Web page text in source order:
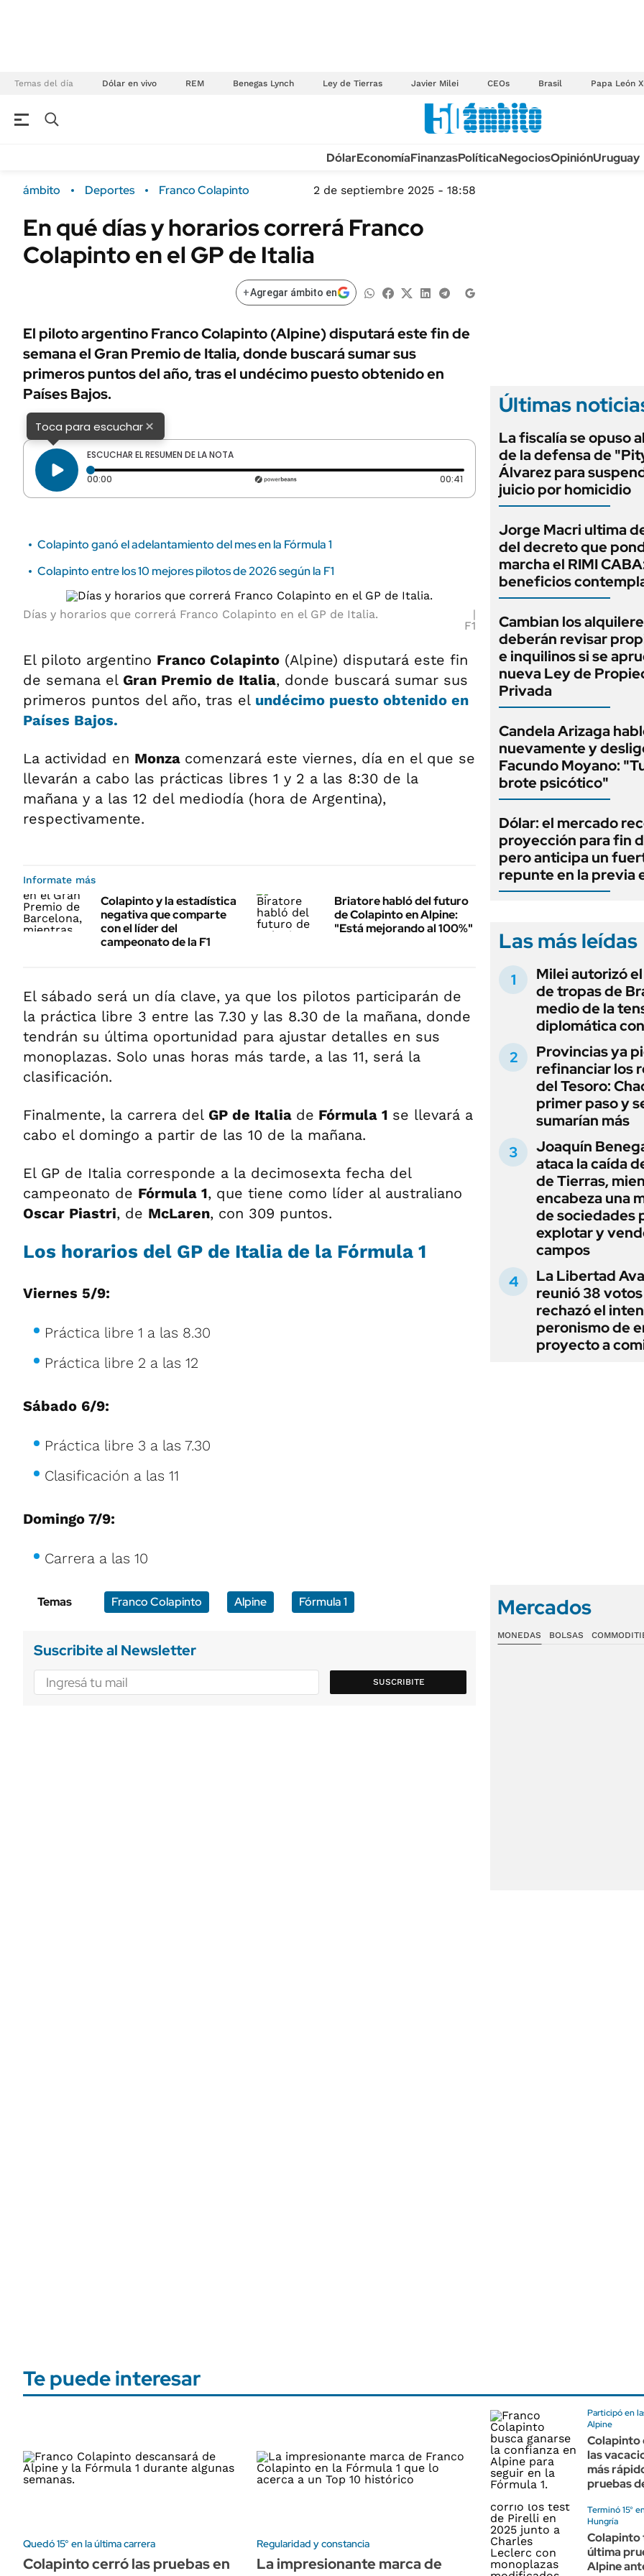
Temas del día Dólar en vivo REM Benegas Lynch Ley de Tierras Javier Milei CEOs Brasil Papa León
Campo
FINANZAS
ÁMBITO DEBATE
MEDIAKIT AMBITO DEBATE
Real Estate
Sustentabilidad
Seguros
POLÍTICA
Municipios
URUGUAY
TECNOLOGÍA
MÉXICO
MUNDO
LIFESTYLE
AUTOS
DólarEconomíaFinanzasPolíticaNegociosOpiniónUruguay
ámbito Deportes Franco Colapinto 2 de septiembre 2025 - 18:58
En qué días y horarios correrá Franco
Colapinto en el GP de Italia
+Agregar ámbito en
El piloto argentino Franco Colapinto (Alpine) disputará este fin de
semana el Gran Premio de Italia, donde buscará sumar sus
primeros puntos del año, tras el undécimo puesto obtenido en
Países Bajos.
Toca para escuchar×
ESCUCHAR EL RESUMEN DE LA NOTA
00:00 Tiempo transcurrido: 0 segundos 00:41 Duración: 41 segundos
Colapinto ganó el adelantamiento del mes en la Fórmula 1
Colapinto entre los 10 mejores pilotos de 2026 según la F1
Días y horarios que correrá Franco Colapinto en el GP de Italia.
F1
El piloto argentino Franco Colapinto (Alpine) disputará este fin
de semana el Gran Premio de Italia, donde buscará sumar sus
primeros puntos del año, tras el undécimo puesto obtenido en
Países Bajos.
La actividad en Monza comenzará este viernes, día en el que se
llevarán a cabo las prácticas libres 1 y 2 a las 8:30 de la
mañana y a las 12 del mediodía (hora de Argentina),
respectivamente.
Informate más
Colapinto y la estadística
negativa que comparte
con el líder del
campeonato de la F1
Briatore habló del futuro
de Colapinto en Alpine:
"Está mejorando al 100%"
El sábado será un día clave, ya que los pilotos participarán de
la práctica libre 3 entre las 7.30 y las 8.30 de la mañana, donde
tendrán su última oportunidad para ajustar detalles en sus
monoplazas. Solo unas horas más tarde, a las 11, será la
clasificación.
Finalmente, la carrera del GP de Italia de Fórmula 1 se llevará a
cabo el domingo a partir de las 10 de la mañana.
El GP de Italia corresponde a la decimosexta fecha del
campeonato de Fórmula 1, que tiene como líder al australiano
Oscar Piastri, de McLaren, con 309 puntos.
Los horarios del GP de Italia de la Fórmula 1
Viernes 5/9:
Práctica libre 1 a las 8.30
Práctica libre 2 a las 12
Sábado 6/9:
Práctica libre 3 a las 7.30
Clasificación a las 11
Domingo 7/9:
Carrera a las 10
Temas Franco Colapinto Alpine Fórmula 1
Suscribite al Newsletter
SUSCRIBITE
Últimas
La fiscalía se opuso
de la defensa de
Álvarez para
juicio por homicidio
Jorge Macri ultima
del decreto que
marcha el RIMI
beneficios
Cambian los
deberán revisar
e inquilinos si se
nueva Ley de
Privada
Candela Arizaga
nuevamente y
Facundo Moyano:
brote psicótico"
Dólar: el mercado
proyección para fin
pero anticipa un
repunte en la previa
Las más leídas
Milei autorizó
de tropas de
medio de la
diplomática
Provincias ya
refinanciar los
del Tesoro:
primer paso y
sumarían más
Joaquín
ataca la caída
de Tierras,
encabeza una
de sociedades
explotar y
campos
La Libertad
reunió 38
rechazó el
peronismo de
proyecto a
Mercados
MONEDAS BOLSAS
Te puede interesar
Quedó 15° en la última carrera
Colapinto cerró las pruebas en
Regularidad y constancia
La impresionante marca de
Participó en
Alpine
Colapinto
las
más
pruebas
Terminó 15°
Hungría
Colapinto
última
Alpine